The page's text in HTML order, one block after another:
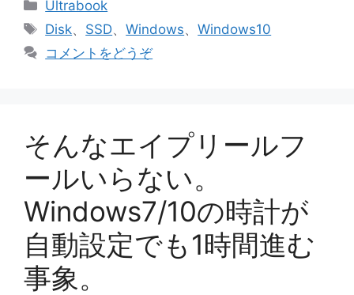
テ
リ
Ultrabook
タ
グ
Disk、 SSD、Windows、Windows10
コメントをどうぞ
そんなエイプリールフ
ールいらない。
Windows7/10の時計が
自動設定でも1時間進む
事象。